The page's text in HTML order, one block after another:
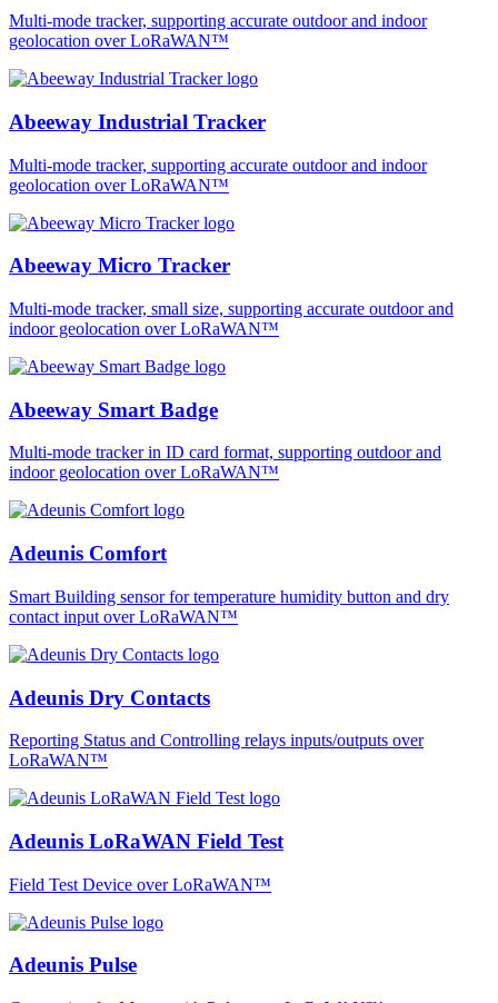
Multi-mode tracker, supporting accurate outdoor and indoor
geolocation over LoRaWAN™
Abeeway Industrial Tracker
Multi-mode tracker, supporting accurate outdoor and indoor
geolocation over LoRaWAN™
Abeeway Micro Tracker
Multi-mode tracker, small size, supporting accurate outdoor and
indoor geolocation over LoRaWAN™
Abeeway Smart Badge
Multi-mode tracker in ID card format, supporting outdoor and
indoor geolocation over LoRaWAN™
Adeunis Comfort
Smart Building sensor for temperature humidity button and dry
contact input over LoRaWAN™
Adeunis Dry Contacts
Reporting Status and Controlling relays inputs/outputs over
LoRaWAN™
Adeunis LoRaWAN Field Test
Field Test Device over LoRaWAN™
Adeunis Pulse